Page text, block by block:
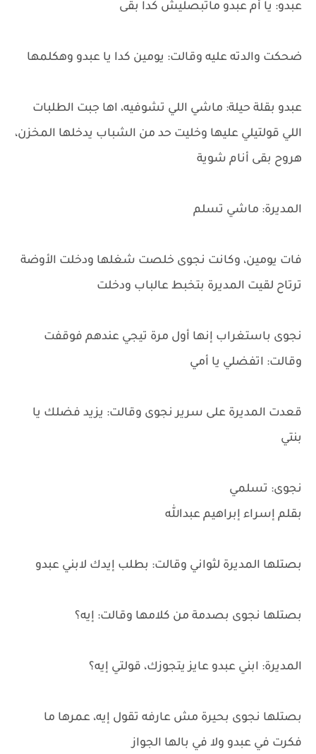
عبدو: يا أم عبدو ماتبصليش كدا بقى
ضحكت والدته عليه وقالت: يومين كدا يا عبدو وهكلمها
عبدو بقلة حيلة: ماشي اللي تشوفيه، اها جبت الطلبات
اللي قولتيلي عليها وخليت حد من الشباب يدخلها المخزن،
هروح بقى أنام شوية
المديرة: ماشي تسلم
فات يومين، وكانت نجوى خلصت شغلها ودخلت الأوضة
ترتاح لقيت المديرة بتخبط عالباب ودخلت
نجوى باستغراب إنها أول مرة تيجي عندهم فوقفت
وقالت: اتفضلي يا أمي
قعدت المديرة على سرير نجوى وقالت: يزيد فضلك يا
بنتي
نجوى: تسلمي
بقلم إسراء إبراهيم عبدالله
بصتلها المديرة لثواني وقالت: بطلب إيدك لابني عبدو
بصتلها نجوى بصدمة من كلامها وقالت: إيه؟
المديرة: ابني عبدو عايز يتجوزك، قولتي إيه؟
بصتلها نجوى بحيرة مش عارفه تقول إيه، عمرها ما
فكرت في عبدو ولا في بالها الجواز